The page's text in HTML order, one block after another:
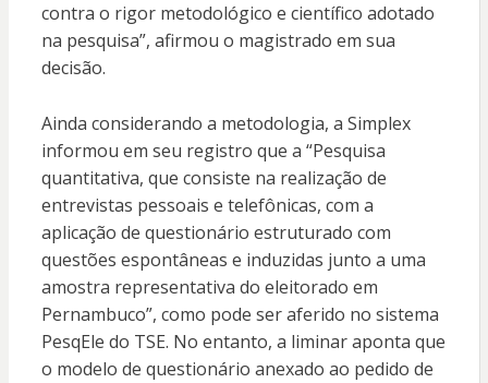
contra o rigor metodológico e científico adotado
na pesquisa”, afirmou o magistrado em sua
decisão.
Ainda considerando a metodologia, a Simplex
informou em seu registro que a “Pesquisa
quantitativa, que consiste na realização de
entrevistas pessoais e telefônicas, com a
aplicação de questionário estruturado com
questões espontâneas e induzidas junto a uma
amostra representativa do eleitorado em
Pernambuco”, como pode ser aferido no sistema
PesqEle do TSE. No entanto, a liminar aponta que
o modelo de questionário anexado ao pedido de